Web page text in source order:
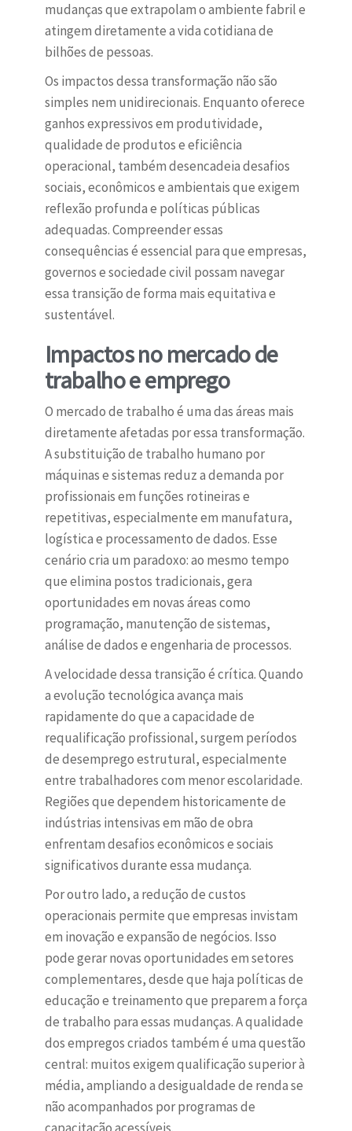
mudanças que extrapolam o ambiente fabril e
atingem diretamente a vida cotidiana de
bilhões de pessoas.
Os impactos dessa transformação não são
simples nem unidirecionais. Enquanto oferece
ganhos expressivos em produtividade,
qualidade de produtos e eficiência
operacional, também desencadeia desafios
sociais, econômicos e ambientais que exigem
reflexão profunda e políticas públicas
adequadas. Compreender essas
consequências é essencial para que empresas,
governos e sociedade civil possam navegar
essa transição de forma mais equitativa e
sustentável.
Impactos no mercado de
trabalho e emprego
O mercado de trabalho é uma das áreas mais
diretamente afetadas por essa transformação.
A substituição de trabalho humano por
máquinas e sistemas reduz a demanda por
profissionais em funções rotineiras e
repetitivas, especialmente em manufatura,
logística e processamento de dados. Esse
cenário cria um paradoxo: ao mesmo tempo
que elimina postos tradicionais, gera
oportunidades em novas áreas como
programação, manutenção de sistemas,
análise de dados e engenharia de processos.
A velocidade dessa transição é crítica. Quando
a evolução tecnológica avança mais
rapidamente do que a capacidade de
requalificação profissional, surgem períodos
de desemprego estrutural, especialmente
entre trabalhadores com menor escolaridade.
Regiões que dependem historicamente de
indústrias intensivas em mão de obra
enfrentam desafios econômicos e sociais
significativos durante essa mudança.
Por outro lado, a redução de custos
operacionais permite que empresas invistam
em inovação e expansão de negócios. Isso
pode gerar novas oportunidades em setores
complementares, desde que haja políticas de
educação e treinamento que preparem a força
de trabalho para essas mudanças. A qualidade
dos empregos criados também é uma questão
central: muitos exigem qualificação superior à
média, ampliando a desigualdade de renda se
não acompanhados por programas de